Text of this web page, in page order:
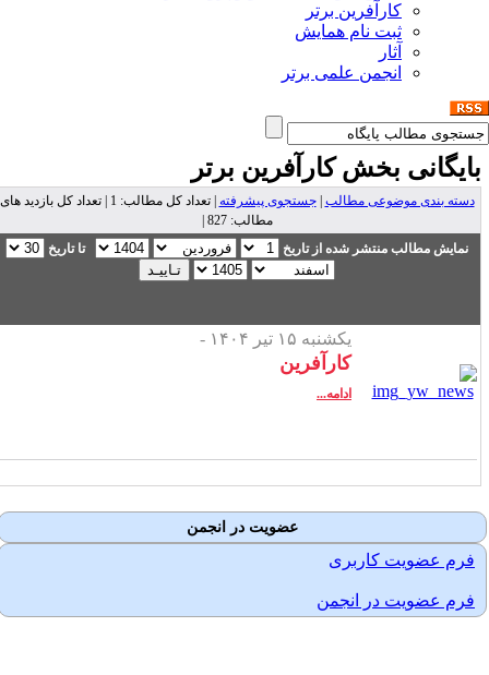
کارآفرین برتر
ثبت نام همایش
آثار
انجمن علمی برتر
بخش کارآفرین برتر
دسته بندی موضوعی مطالب|جستجوی پیشرفته
| تعداد کل مطالب: 1 | تعداد کل بازدید های
مطالب: 827 |
نمایش مطالب منتشر شده از تاریخ
تا تاریخ
یکشنبه ۱۵ تیر ۱۴۰۴ -
کارآفرین
ادامه...
عضویت در انجمن
فرم عضویت کاربری
فرم عضویت در انجمن